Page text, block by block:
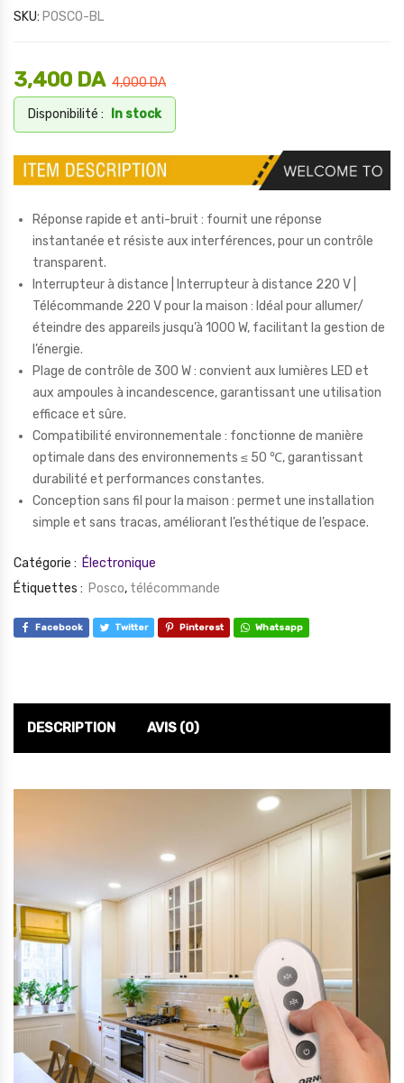
SKU: POSCO-BL
4,000DA
3,400 DA
Disponibilité : In stock
Réponse rapide et anti-bruit : fournit une réponse
instantanée et résiste aux interférences, pour un contrôle
transparent.
Interrupteur à distance | Interrupteur à distance 220 V |
Télécommande 220 V pour la maison : Idéal pour allumer/
éteindre des appareils jusqu’à 1000 W, facilitant la gestion de
l’énergie.
Plage de contrôle de 300 W : convient aux lumières LED et
aux ampoules à incandescence, garantissant une utilisation
efficace et sûre.
Compatibilité environnementale : fonctionne de manière
optimale dans des environnements ≤ 50 ℃, garantissant
durabilité et performances constantes.
Conception sans fil pour la maison : permet une installation
simple et sans tracas, améliorant l’esthétique de l’espace.
Catégorie : Électronique
Étiquettes : Posco, télécommande
Facebook Twitter Pinterest Whatsapp
DESCRIPTION AVIS (0)